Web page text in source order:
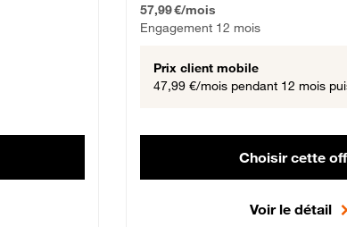
57,99 €/mois
Engagement 12 mois
Prix client mobile
47,99 €/mois pendant 12 mois
Choisir cette
Voir le détail